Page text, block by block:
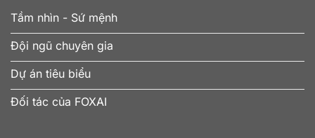
Tầm nhìn - Sứ mệnh
Đội ngũ chuyên gia
Dự án tiêu biểu
Đối tác của FOXAI